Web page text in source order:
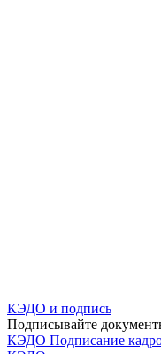
КЭДО и подпись
Подписывайте
КЭДО Подписание